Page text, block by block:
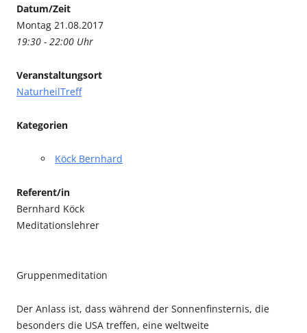
Datum/Zeit
Montag 21.08.2017
19:30 - 22:00 Uhr
Veranstaltungsort
NaturheilTreff
Kategorien
Köck Bernhard
Referent/in
Bernhard Köck
Meditationslehrer
Gruppenmeditation
Der Anlass ist, dass während der Sonnenfinsternis, die
besonders die USA treffen, eine weltweite